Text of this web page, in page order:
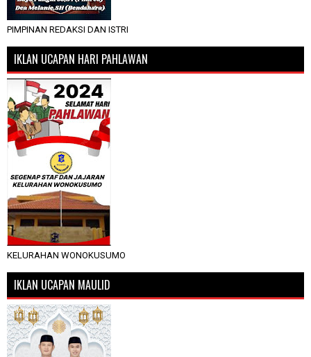
PIMPINAN REDAKSI DAN ISTRI
IKLAN UCAPAN HARI PAHLAWAN
KELURAHAN WONOKUSUMO
IKLAN UCAPAN MAULID